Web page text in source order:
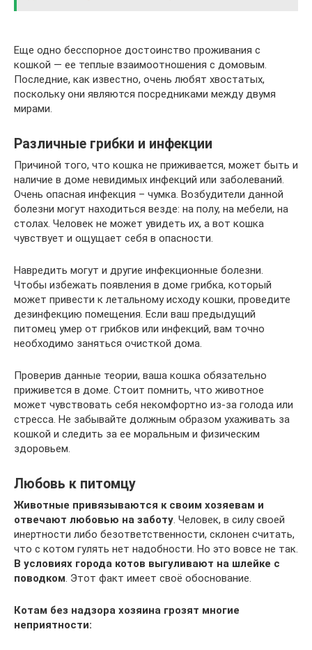
Еще одно бесспорное достоинство проживания с
кошкой — ее теплые взаимоотношения с домовым.
Последние, как известно, очень любят хвостатых,
поскольку они являются посредниками между двумя
мирами.
Различные грибки и инфекции
Причиной того, что кошка не приживается, может быть и
наличие в доме невидимых инфекций или заболеваний.
Очень опасная инфекция – чумка. Возбудители данной
болезни могут находиться везде: на полу, на мебели, на
столах. Человек не может увидеть их, а вот кошка
чувствует и ощущает себя в опасности.
Навредить могут и другие инфекционные болезни.
Чтобы избежать появления в доме грибка, который
может привести к летальному исходу кошки, проведите
дезинфекцию помещения. Если ваш предыдущий
питомец умер от грибков или инфекций, вам точно
необходимо заняться очисткой дома.
Проверив данные теории, ваша кошка обязательно
приживется в доме. Стоит помнить, что животное
может чувствовать себя некомфортно из-за голода или
стресса. Не забывайте должным образом ухаживать за
кошкой и следить за ее моральным и физическим
здоровьем.
Любовь к питомцу
Животные привязываются к своим хозяевам и
отвечают любовью на заботу. Человек, в силу своей
инертности либо безответственности, склонен считать,
что с котом гулять нет надобности. Но это вовсе не так.
В условиях города котов выгуливают на шлейке с
поводком. Этот факт имеет своё обоснование.
Котам без надзора хозяина грозят многие
неприятности: